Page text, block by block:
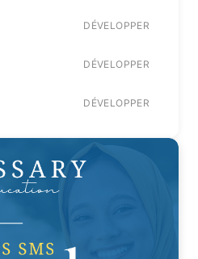
DÉVELOPPER
DÉVELOPPER
DÉVELOPPER